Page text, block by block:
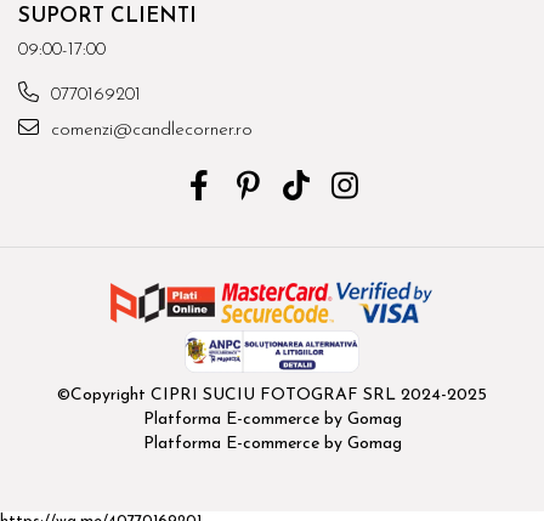
SUPORT CLIENTI
09:00-17:00
0770169201
comenzi@candlecorner.ro
©Copyright CIPRI SUCIU FOTOGRAF SRL 2024-2025
Platforma E-commerce by Gomag
Platforma E-commerce by Gomag